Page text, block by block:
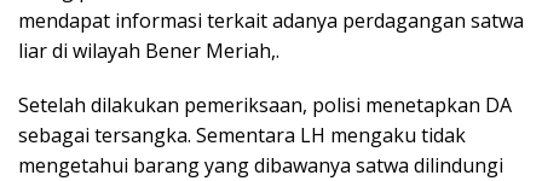
mendapat informasi terkait adanya perdagangan satwa
liar di wilayah Bener Meriah,.
Setelah dilakukan pemeriksaan, polisi menetapkan DA
sebagai tersangka. Sementara LH mengaku tidak
mengetahui barang yang dibawanya satwa dilindungi